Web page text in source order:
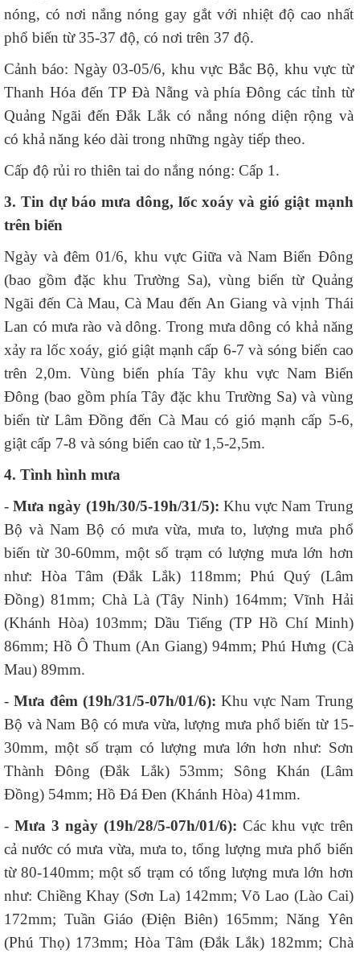
nóng, có nơi nắng nóng gay gắt với nhiệt độ cao nhất
phổ biến từ 35-37 độ, có nơi trên 37 độ.
Cảnh báo: Ngày 03-05/6, khu vực Bắc Bộ, khu vực từ
Thanh Hóa đến TP Đà Nẵng và phía Đông các tỉnh từ
Quảng Ngãi đến Đắk Lắk có nắng nóng diện rộng và
có khả năng kéo dài trong những ngày tiếp theo.
Cấp độ rủi ro thiên tai do nắng nóng: Cấp 1.
3. Tin dự báo mưa dông, lốc xoáy và gió giật mạnh
trên biển
Ngày và đêm 01/6, khu vực Giữa và Nam Biển Đông
(bao gồm đặc khu Trường Sa), vùng biển từ Quảng
Ngãi đến Cà Mau, Cà Mau đến An Giang và vịnh Thái
Lan có mưa rào và dông. Trong mưa dông có khả năng
xảy ra lốc xoáy, gió giật mạnh cấp 6-7 và sóng biển cao
trên 2,0m. Vùng biển phía Tây khu vực Nam Biển
Đông (bao gồm phía Tây đặc khu Trường Sa) và vùng
biển từ Lâm Đồng đến Cà Mau có gió mạnh cấp 5-6,
giật cấp 7-8 và sóng biển cao từ 1,5-2,5m.
4. Tình hình mưa
-Mưa ngày (19h/30/5-19h/31/5): Khu vực Nam Trung
Bộ và Nam Bộ có mưa vừa, mưa to, lượng mưa phổ
biến từ 30-60mm, một số trạm có lượng mưa lớn hơn
như: Hòa Tâm (Đắk Lắk) 118mm; Phú Quý (Lâm
Đồng) 81mm; Chà Là (Tây Ninh) 164mm; Vĩnh Hải
(Khánh Hòa) 103mm; Dầu Tiếng (TP Hồ Chí Minh)
86mm; Hồ Ô Thum (An Giang) 94mm; Phú Hưng (Cà
Mau) 89mm.
- Mưa đêm (19h/31/5-07h/01/6): Khu vực Nam Trung
Bộ và Nam Bộ có mưa vừa, lượng mưa phổ biến từ 15-
30mm, một số trạm có lượng mưa lớn hơn như: Sơn
Thành Đông (Đắk Lắk) 53mm; Sông Khán (Lâm
Đồng) 54mm; Hồ Đá Đen (Khánh Hòa) 41mm.
- Mưa 3 ngày (19h/28/5-07h/01/6): Các khu vực trên
cả nước có mưa vừa, mưa to, tổng lượng mưa phổ biến
từ 80-140mm; một số trạm có tổng lượng mưa lớn hơn
như: Chiềng Khay (Sơn La) 142mm; Võ Lao (Lào Cai)
172mm; Tuần Giáo (Điện Biên) 165mm; Năng Yên
(Phú Thọ) 173mm; Hòa Tâm (Đắk Lắk) 182mm; Chà